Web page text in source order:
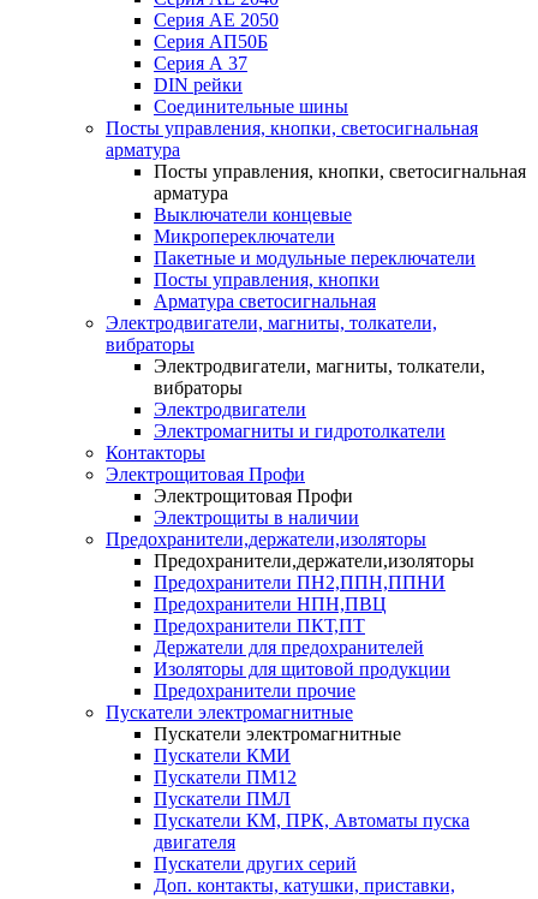
Серия АЕ 2050
Серия АП50Б
Серия А 37
DIN рейки
Соединительные шины
Посты управления, кнопки, светосигнальная
арматура
Посты управления, кнопки, светосигнальная
арматура
Выключатели концевые
Микропереключатели
Пакетные и модульные переключатели
Посты управления, кнопки
Арматура светосигнальная
Электродвигатели, магниты, толкатели,
вибраторы
Электродвигатели, магниты, толкатели,
вибраторы
Электродвигатели
Электромагниты и гидротолкатели
Контакторы
Электрощитовая Профи
Электрощитовая Профи
Электрощиты в наличии
Предохранители,держатели,изоляторы
Предохранители,держатели,изоляторы
Предохранители ПН2,ППН,ППНИ
Предохранители НПН,ПВЦ
Предохранители ПКТ,ПТ
Держатели для предохранителей
Изоляторы для щитовой продукции
Предохранители прочие
Пускатели электромагнитные
Пускатели электромагнитные
Пускатели КМИ
Пускатели ПМ12
Пускатели ПМЛ
Пускатели КМ, ПРК, Автоматы пуска
двигателя
Пускатели других серий
Доп. контакты, катушки, приставки,